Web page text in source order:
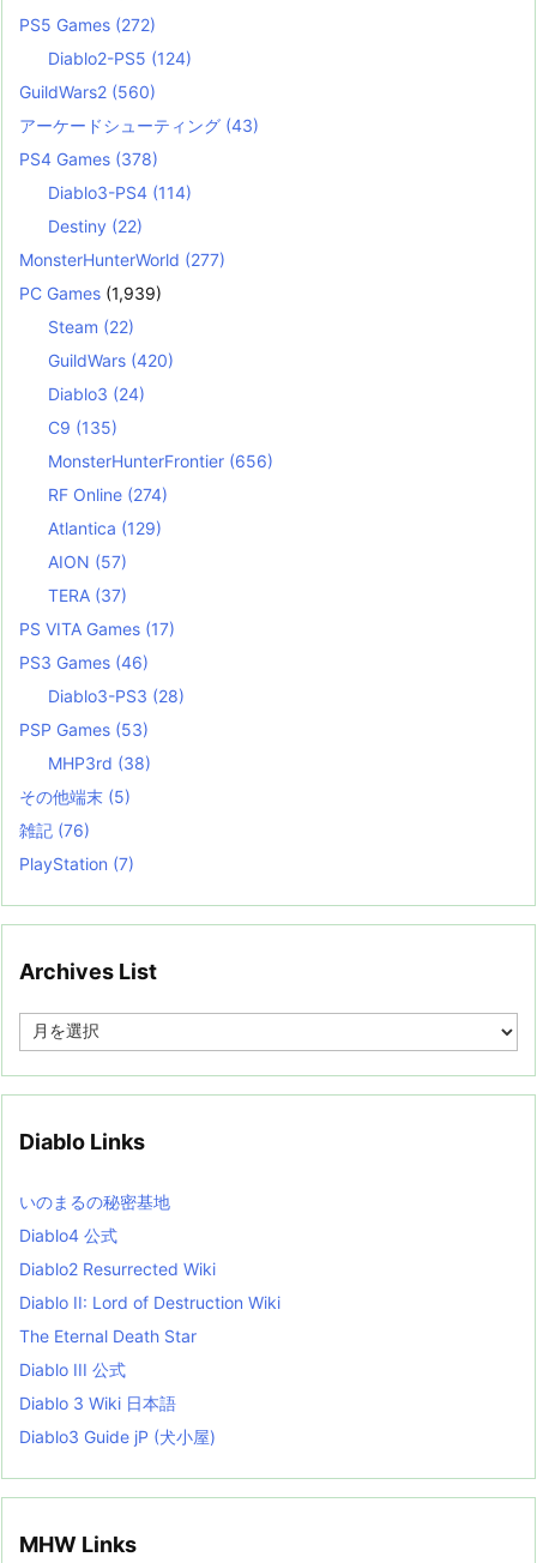
PS5 Games (272)
Diablo2-PS5 (124)
GuildWars2 (560)
アーケードシューティング (43)
PS4 Games (378)
Diablo3-PS4 (114)
Destiny (22)
MonsterHunterWorld (277)
PC Games (1,939)
Steam (22)
GuildWars (420)
Diablo3 (24)
C9 (135)
MonsterHunterFrontier (656)
RF Online (274)
Atlantica (129)
AION (57)
TERA (37)
PS VITA Games (17)
PS3 Games (46)
Diablo3-PS3 (28)
PSP Games (53)
MHP3rd (38)
その他端末 (5)
雑記 (76)
PlayStation (7)
Archives List
e
i
s
t
Diablo Links
いのまるの秘密基地
Diablo4 公式
Diablo2 Resurrected Wiki
Diablo II: Lord of Destruction Wiki
The Eternal Death Star
Diablo III 公式
Diablo 3 Wiki 日本語
Diablo3 Guide jP (犬小屋)
MHW Links